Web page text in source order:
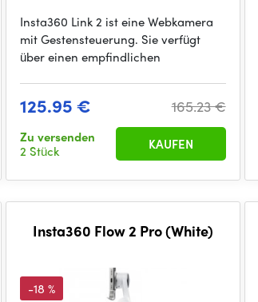
Insta360 Link 2 ist eine Webkamera
mit Gestensteuerung. Sie verfügt
über einen empfindlichen
125.95 € 165.23 €
Zu versenden
2 Stück
KAUFEN
Insta360 Flow 2 Pro (White)
-18 %